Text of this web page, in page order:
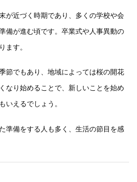
が近づく時期であり、多くの学校や会
備が進む頃です。卒業式や人事異動の
ます。
節でもあり、地域によっては桜の開花
なり始めることで、新しいことを始め
いえるでしょう。
準備をする人も多く、生活の節目を感